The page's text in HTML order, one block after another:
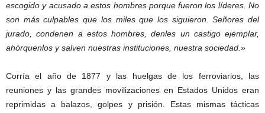
escogido y acusado a estos hombres porque fueron los líderes. No
son más culpables que los miles que los siguieron. Señores del
jurado, condenen a estos hombres, denles un castigo ejemplar,
ahórquenlos y salven nuestras instituciones, nuestra sociedad.»
Corría el año de 1877 y las huelgas de los ferroviarios, las
reuniones y las grandes movilizaciones en Estados Unidos eran
reprimidas a balazos, golpes y prisión. Estas mismas tácticas